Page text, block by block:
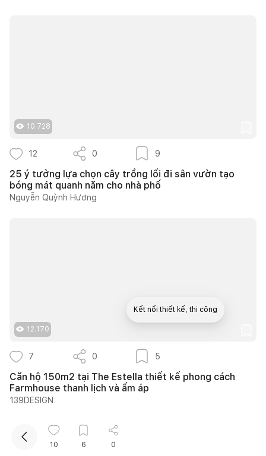
10.728
12 0 9
25 ý tưởng lựa chọn cây trồng lối đi sân vườn tạo
bóng mát quanh năm cho nhà phố
Nguyễn Quỳnh Hương
12.170
7 0 5
Căn hộ 150m2 tại The Estella thiết kế phong cách
Farmhouse thanh lịch và ấm áp
139DESIGN
10 6 0
Kết nối thiết kế, thi công